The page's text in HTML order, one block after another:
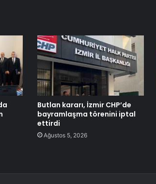
Butlan kararı, İzmir CHP’de
bayramlaşma törenini iptal
ettirdi
Ağustos 5, 2026